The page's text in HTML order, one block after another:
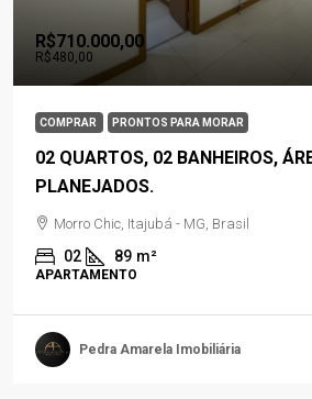
R$710.000,00
R$480,00
COMPRAR PRONTOS PARA MORAR
02 QUARTOS, 02 BANHEIROS,
PLANEJADOS.
Morro Chic, Itajubá - MG, Brasil
02 89 m²
APARTAMENTO
Pedra Amarela Imobiliária